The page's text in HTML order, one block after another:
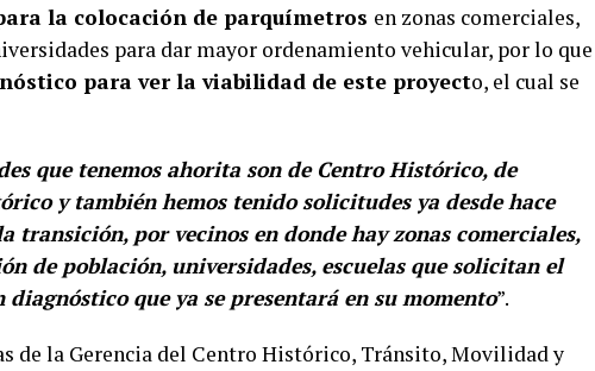
la colocación de parquímetros en zonas comerciales,
para dar mayor ordenamiento vehicular, por lo que
para ver la viabilidad de este proyecto, el cual se
que tenemos ahorita son de Centro Histórico, de
y también hemos tenido solicitudes ya desde hace
transición, por vecinos en donde hay zonas comerciales,
de población, universidades, escuelas que solicitan el
que ya se presentará en su momento”.
de la Gerencia del Centro Histórico, Tránsito, Movilidad y